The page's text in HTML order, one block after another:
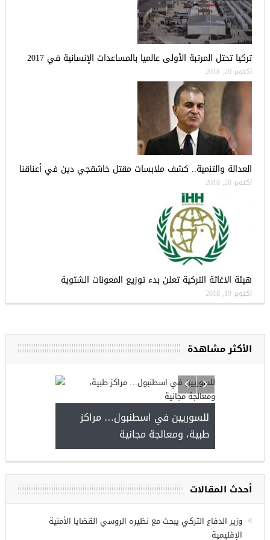
تركيا تحتل المرتبة الأولى عالميا بالمساعدات الإنسانية في 2017
أكتوبر 20, 2018
العدالة والتنمية.. كشف ملابسات مقتل خاشقجي دين في أعناقنا
أكتوبر 20, 2018
هيئة الاغاثة التركية تعلن بدء توزيع المعونات الشتوية
أكتوبر 19, 2018
الأكثر مشاهدة
للسوريين في
مجموعة فرص عمل للسوريين في
أحدث المقالات